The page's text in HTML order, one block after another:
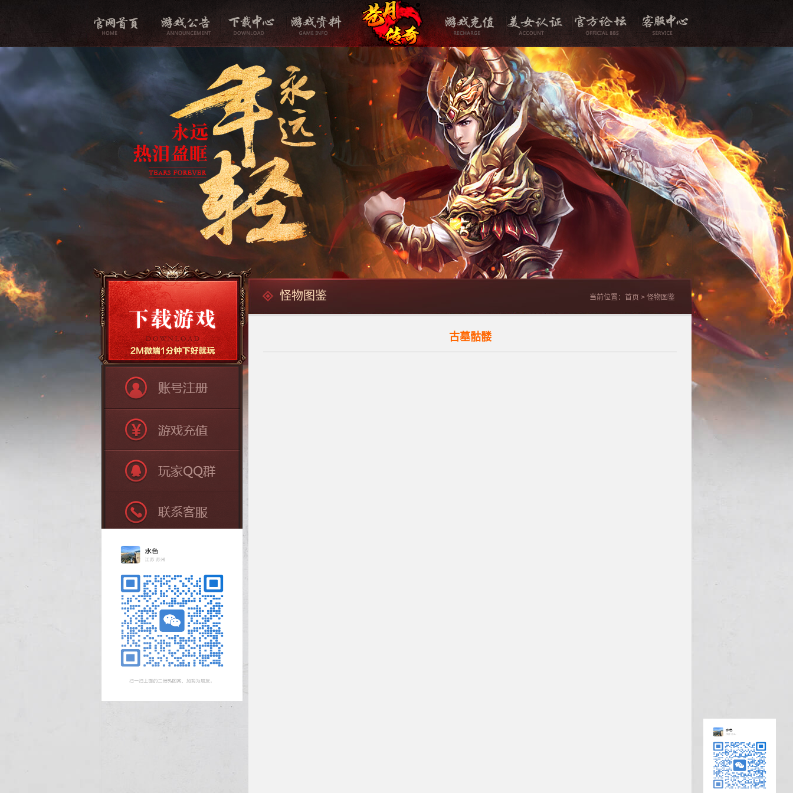
怪物图鉴 当前位置： 首页 > 怪物图鉴
古墓骷髅